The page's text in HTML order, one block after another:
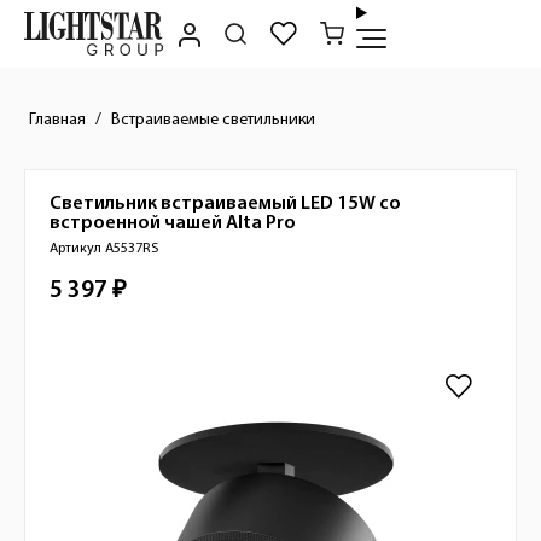
Главная Встраиваемые светильники
Краткое описание товара
Светильник встраиваемый LED 15W со
встроенной чашей Alta Pro
Артикул A5537RS
Стоимость товара
5 397 ₽